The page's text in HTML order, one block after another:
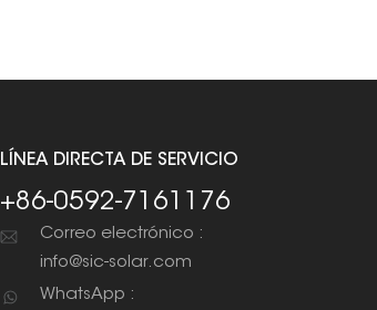
LÍNEA DIRECTA DE SERVICIO
+86-0592-7161176
Correo electrónico :
info@sic-solar.com
WhatsApp :